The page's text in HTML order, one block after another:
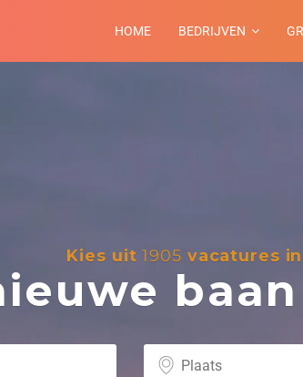
HOME BEDRIJVEN
Kies uit1905 vacatures